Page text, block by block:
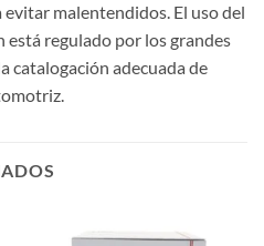
malentendidos. El uso del
está regulado por los grandes
catalogación adecuada de